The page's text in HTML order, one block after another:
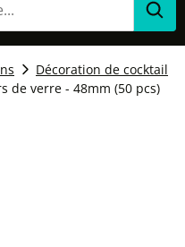
Décoration de cocktail
de verre - 48mm (50 pcs)